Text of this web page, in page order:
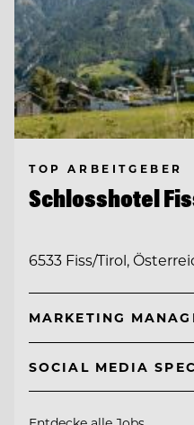
TOP ARBEITGEBER
Schlosshotel
6533 Fiss/Tirol,
MARKETING
SOCIAL MEDIA